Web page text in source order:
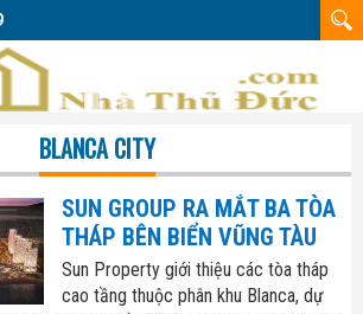
BLANCA CITY
SUN GROUP RA MẮT BA TÒA
THÁP BÊN BIỂN VŨNG TÀU
Sun Property giới thiệu các tòa tháp
cao tầng thuộc phân khu Blanca, dự